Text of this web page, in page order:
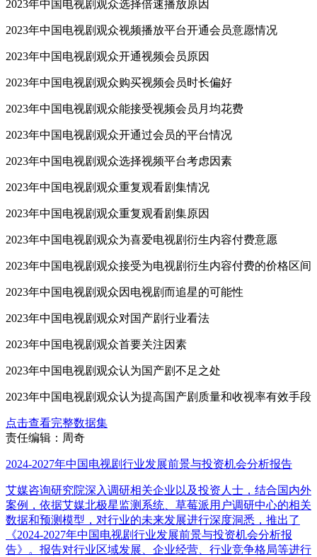
2023年中国电视剧观众选择倍速播放原因
2023年中国电视剧观众视频播放平台开通会员意愿情况
2023年中国电视剧观众开通视频会员原因
2023年中国电视剧观众购买视频会员时长偏好
2023年中国电视剧观众能接受视频会员月均花费
2023年中国电视剧观众开通过会员的平台情况
2023年中国电视剧观众选择视频平台考虑因素
2023年中国电视剧观众重复观看剧集情况
2023年中国电视剧观众重复观看剧集原因
2023年中国电视剧观众为喜爱电视剧衍生内容付费意愿
2023年中国电视剧观众接受为电视剧衍生内容付费的价格区间
2023年中国电视剧观众因电视剧而追星的可能性
2023年中国电视剧观众对国产剧行业看法
2023年中国电视剧观众首要关注因素
2023年中国电视剧观众认为国产剧不足之处
2023年中国电视剧观众认为提高国产剧质量和收视率有效手段
点击查看完整数据集
责任编辑：周奇
2024-2027年中国电视剧行业发展前景与投资机会分析报告
艾媒咨询研究院深入调研相关企业以及投资人士，结合国内外
案例，依据艾媒北极星监测系统、草莓派用户调研中心的相关
数据和预测模型，对行业的未来发展进行深度洞悉，推出了
《2024-2027年中国电视剧行业发展前景与投资机会分析报
告》。报告对行业区域发展、企业经营、行业竞争格局等进行